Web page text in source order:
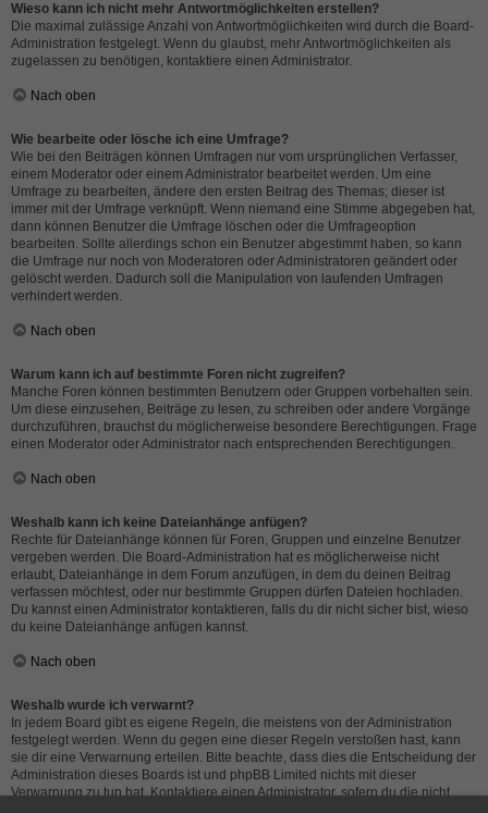
Wieso kann ich nicht mehr Antwortmöglichkeiten erstellen?
Die maximal zulässige Anzahl von Antwortmöglichkeiten wird durch die Board-
Administration festgelegt. Wenn du glaubst, mehr Antwortmöglichkeiten als
zugelassen zu benötigen, kontaktiere einen Administrator.
Nach oben
Wie bearbeite oder lösche ich eine Umfrage?
Wie bei den Beiträgen können Umfragen nur vom ursprünglichen Verfasser,
einem Moderator oder einem Administrator bearbeitet werden. Um eine
Umfrage zu bearbeiten, ändere den ersten Beitrag des Themas; dieser ist
immer mit der Umfrage verknüpft. Wenn niemand eine Stimme abgegeben hat,
dann können Benutzer die Umfrage löschen oder die Umfrageoption
bearbeiten. Sollte allerdings schon ein Benutzer abgestimmt haben, so kann
die Umfrage nur noch von Moderatoren oder Administratoren geändert oder
gelöscht werden. Dadurch soll die Manipulation von laufenden Umfragen
verhindert werden.
Nach oben
Warum kann ich auf bestimmte Foren nicht zugreifen?
Manche Foren können bestimmten Benutzern oder Gruppen vorbehalten sein.
Um diese einzusehen, Beiträge zu lesen, zu schreiben oder andere Vorgänge
durchzuführen, brauchst du möglicherweise besondere Berechtigungen. Frage
einen Moderator oder Administrator nach entsprechenden Berechtigungen.
Nach oben
Weshalb kann ich keine Dateianhänge anfügen?
Rechte für Dateianhänge können für Foren, Gruppen und einzelne Benutzer
vergeben werden. Die Board-Administration hat es möglicherweise nicht
erlaubt, Dateianhänge in dem Forum anzufügen, in dem du deinen Beitrag
verfassen möchtest, oder nur bestimmte Gruppen dürfen Dateien hochladen.
Du kannst einen Administrator kontaktieren, falls du dir nicht sicher bist, wieso
du keine Dateianhänge anfügen kannst.
Nach oben
Weshalb wurde ich verwarnt?
In jedem Board gibt es eigene Regeln, die meistens von der Administration
festgelegt werden. Wenn du gegen eine dieser Regeln verstoßen hast, kann
sie dir eine Verwarnung erteilen. Bitte beachte, dass dies die Entscheidung der
Administration dieses Boards ist und phpBB Limited nichts mit dieser
Verwarnung zu tun hat. Kontaktiere einen Administrator, sofern du die nicht